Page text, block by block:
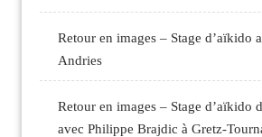
Retour en images – Stage d’aïkido
Andries
Retour en images – Stage d’aïkido
avec Philippe Brajdic à Gretz-